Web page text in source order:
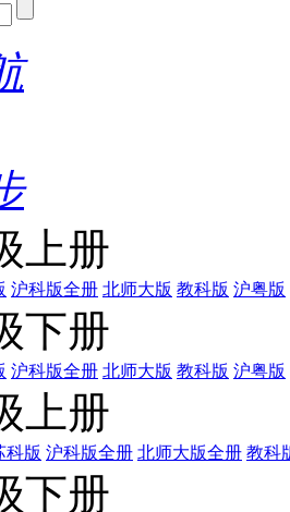
上册
沪科版全册 北师大版 教科版 沪粤版
下册
沪科版全册 北师大版 教科版 沪粤版
上册
科版 沪科版全册 北师大版全册 教科
下册